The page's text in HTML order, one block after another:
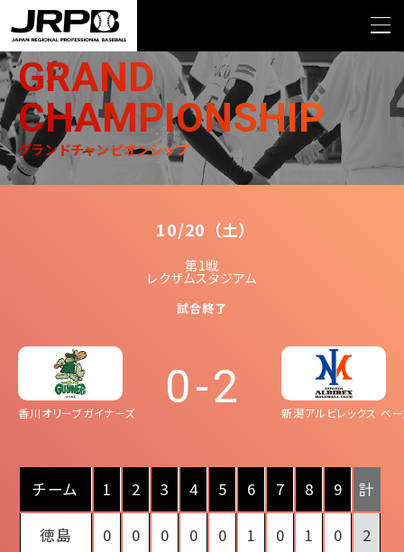
TOP >グランドチャンピオンシップ
2012 第1戦香川オリーブガイナーズVS新潟アル
ビレックス・ベースボール・クラブ
GRAND
CHAMPIONSHIP
グランドチャンピオンシップ
10/20 （土）
第1戦
レクザムスタジアム
試合終了
香川オリーブガイナーズ 0-2 新潟アルビレックス ベ
チーム 1 2 3 4 5 6 7 8 9 計
徳島 0 0 0 0 0 1 0 1 0 2